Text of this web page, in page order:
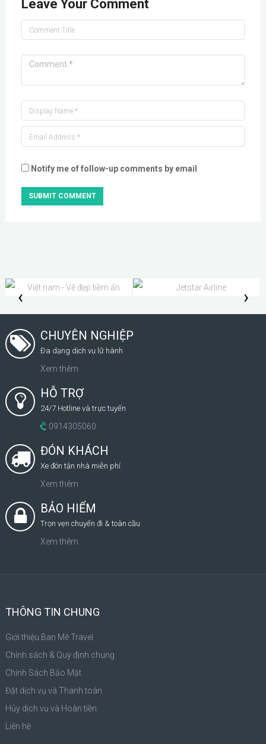
Leave Your Comment
Notify me of follow-up comments by email
SUBMIT COMMENT
‹ ›
CHUYÊN NGHIỆP
Đa dạng dịch vụ lữ hành
Xem thêm
HỖ TRỢ
24/7 Hotline và trực tuyến
0914305060
ĐÓN KHÁCH
Xe đón tận nhà miễn phí
Xem thêm
BẢO HIỂM
Trọn vẹn chuyến đi & toàn cầu
Xem thêm
THÔNG TIN CHUNG
Giới thiệu Ban Mê Travel
Chính sách & Quy định chung
Chính Sách Bảo Mật
Đặt dịch vụ và Thanh toán
Hủy dịch vụ và Hoàn tiền
Liên hệ